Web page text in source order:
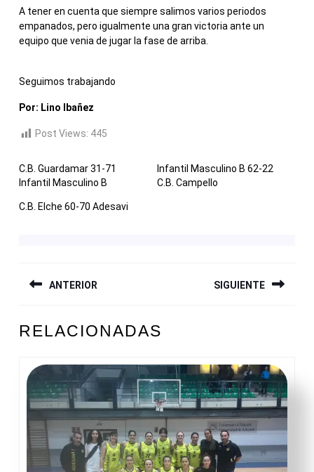
A tener en cuenta que siempre salimos varios periodos
empanados, pero igualmente una gran victoria ante un
equipo que venia de jugar la fase de arriba.
Seguimos trabajando
Por: Lino Ibañez
Post Views: 445
C.B. Guardamar 31-71
Infantil Masculino B
Infantil Masculino B 62-22
C.B. Campello
C.B. Elche 60-70 Adesavi
DE
ANTERIOR
anterior:
SIGUIENTE
entrada:
RELACIONADAS